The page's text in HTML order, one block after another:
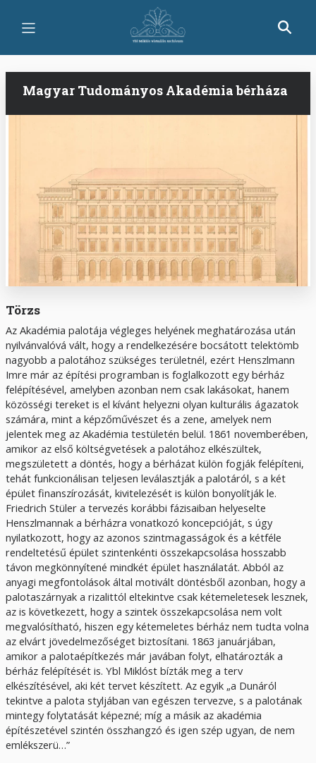
tartalomra
Magyar Tudományos Akadémia bérháza
Törzs
Az Akadémia palotája végleges helyének meghatározása után
nyilvánvalóvá vált, hogy a rendelkezésére bocsátott telektömb
nagyobb a palotához szükséges területnél, ezért Henszlmann
Imre már az építési programban is foglalkozott egy bérház
felépítésével, amelyben azonban nem csak lakásokat, hanem
közösségi tereket is el kívánt helyezni olyan kulturális ágazatok
számára, mint a képzőművészet és a zene, amelyek nem
jelentek meg az Akadémia testületén belül. 1861 novemberében,
amikor az első költségvetések a palotához elkészültek,
megszületett a döntés, hogy a bérházat külön fogják felépíteni,
tehát funkcionálisan teljesen leválasztják a palotáról, s a két
épület finanszírozását, kivitelezését is külön bonyolítják le.
Friedrich Stüler a tervezés korábbi fázisaiban helyeselte
Henszlmannak a bérházra vonatkozó koncepcióját, s úgy
nyilatkozott, hogy az azonos szintmagasságok és a kétféle
rendeltetésű épület szintenkénti összekapcsolása hosszabb
távon megkönnyítené mindkét épület használatát. Abból az
anyagi megfontolások által motivált döntésből azonban, hogy a
palotaszárnyak a rizalittól eltekintve csak kétemeletesek lesznek,
az is következett, hogy a szintek összekapcsolása nem volt
megvalósítható, hiszen egy kétemeletes bérház nem tudta volna
az elvárt jövedelmezőséget biztosítani. 1863 januárjában,
amikor a palotaépítkezés már javában folyt, elhatározták a
bérház felépítését is. Ybl Miklóst bízták meg a terv
elkészítésével, aki két tervet készített. Az egyik „a Dunáról
tekintve a palota styljában van egészen tervezve, s a palotának
mintegy folytatását képezné; míg a másik az akadémia
építészetével szintén összhangzó és igen szép ugyan, de nem
emlékszerü…”